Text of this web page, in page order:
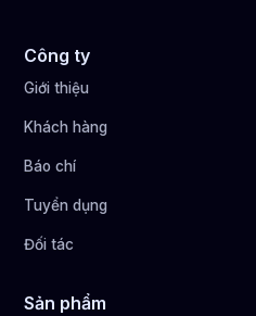
Công ty
Giới thiệu
Khách hàng
Báo chí
Tuyển dụng
Đối tác
Sản phẩm